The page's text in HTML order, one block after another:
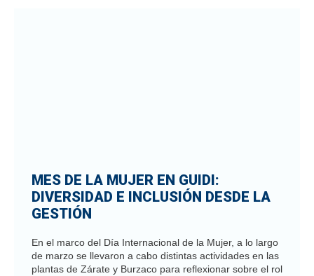
MES DE LA MUJER EN GUIDI:
DIVERSIDAD E INCLUSIÓN DESDE LA
GESTIÓN
En el marco del Día Internacional de la Mujer, a lo largo
de marzo se llevaron a cabo distintas actividades en las
plantas de Zárate y Burzaco para reflexionar sobre el rol